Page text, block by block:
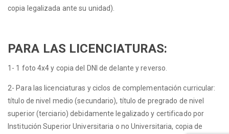
copia legalizada ante su unidad).
PARA LAS LICENCIATURAS:
1- 1 foto 4x4 y copia del DNI de delante y reverso.
2- Para las licenciaturas y ciclos de complementación curricular:
título de nivel medio (secundario), título de pregrado de nivel
superior (terciario) debidamente legalizado y certificado por
Institución Superior Universitaria o no Universitaria, copia de